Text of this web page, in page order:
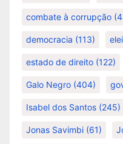
combate à corrupção
democracia (113)
estado de direito (122)
Galo Negro (404)
Isabel dos Santos (245)
Jonas Savimbi (61)